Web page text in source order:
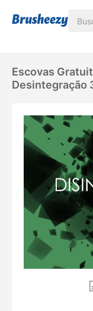
Escovas
Desintegração